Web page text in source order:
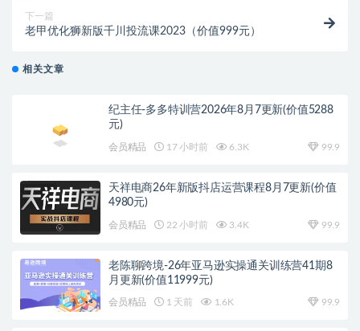
下一篇
老甲优化狮新版千川投流课2023（价值999元）
相关文章
纪主任-多多特训营2026年8月7更新(价值5288
元)
会员精品 17 小时前 6.3K 99.9
天祥电商26年新版抖店运营课程8月7更新(价值
4980元)
会员精品 22 小时前 3.4K 99.9
老陈聊跨境-26年亚马逊实操通关训练营41期8
月更新(价值11999元)
会员精品 1 天前 1.6K 99.9